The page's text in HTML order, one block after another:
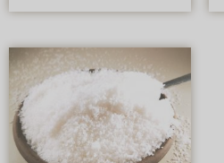
range:
€ 0.70
through
€ 6.90